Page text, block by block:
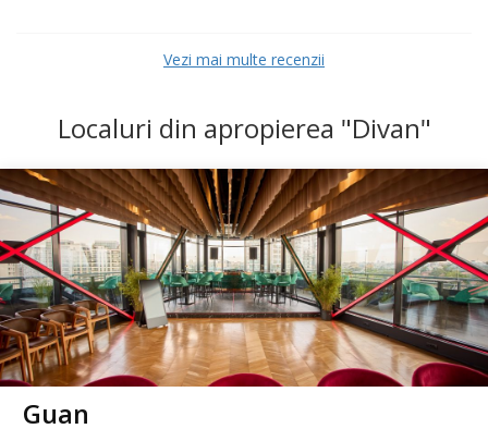
Vezi mai multe recenzii
Localuri din apropierea "Divan"
Guan